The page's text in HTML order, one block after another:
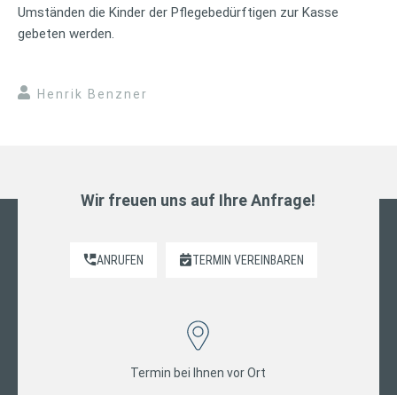
Umständen die Kinder der Pflegebedürftigen zur Kasse
gebeten werden.
Henrik Benzner
Wir freuen uns auf Ihre Anfrage!
ANRUFEN TERMIN VEREINBAREN
Termin bei Ihnen vor Ort